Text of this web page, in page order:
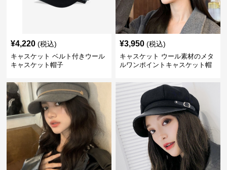
¥4,220 (税込)
キャスケット ベルト付きウール
キャスケット帽子
¥3,950 (税込)
キャスケット ウール素材のメタ
ルワンポイントキャスケット帽